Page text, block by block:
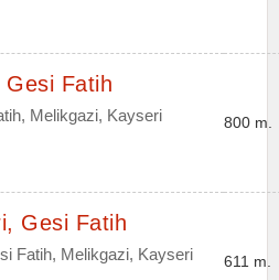
Fatih
Melikgazi, Kayseri 800 m.
Gesi Fatih
Fatih, Melikgazi, Kayseri 611 m.